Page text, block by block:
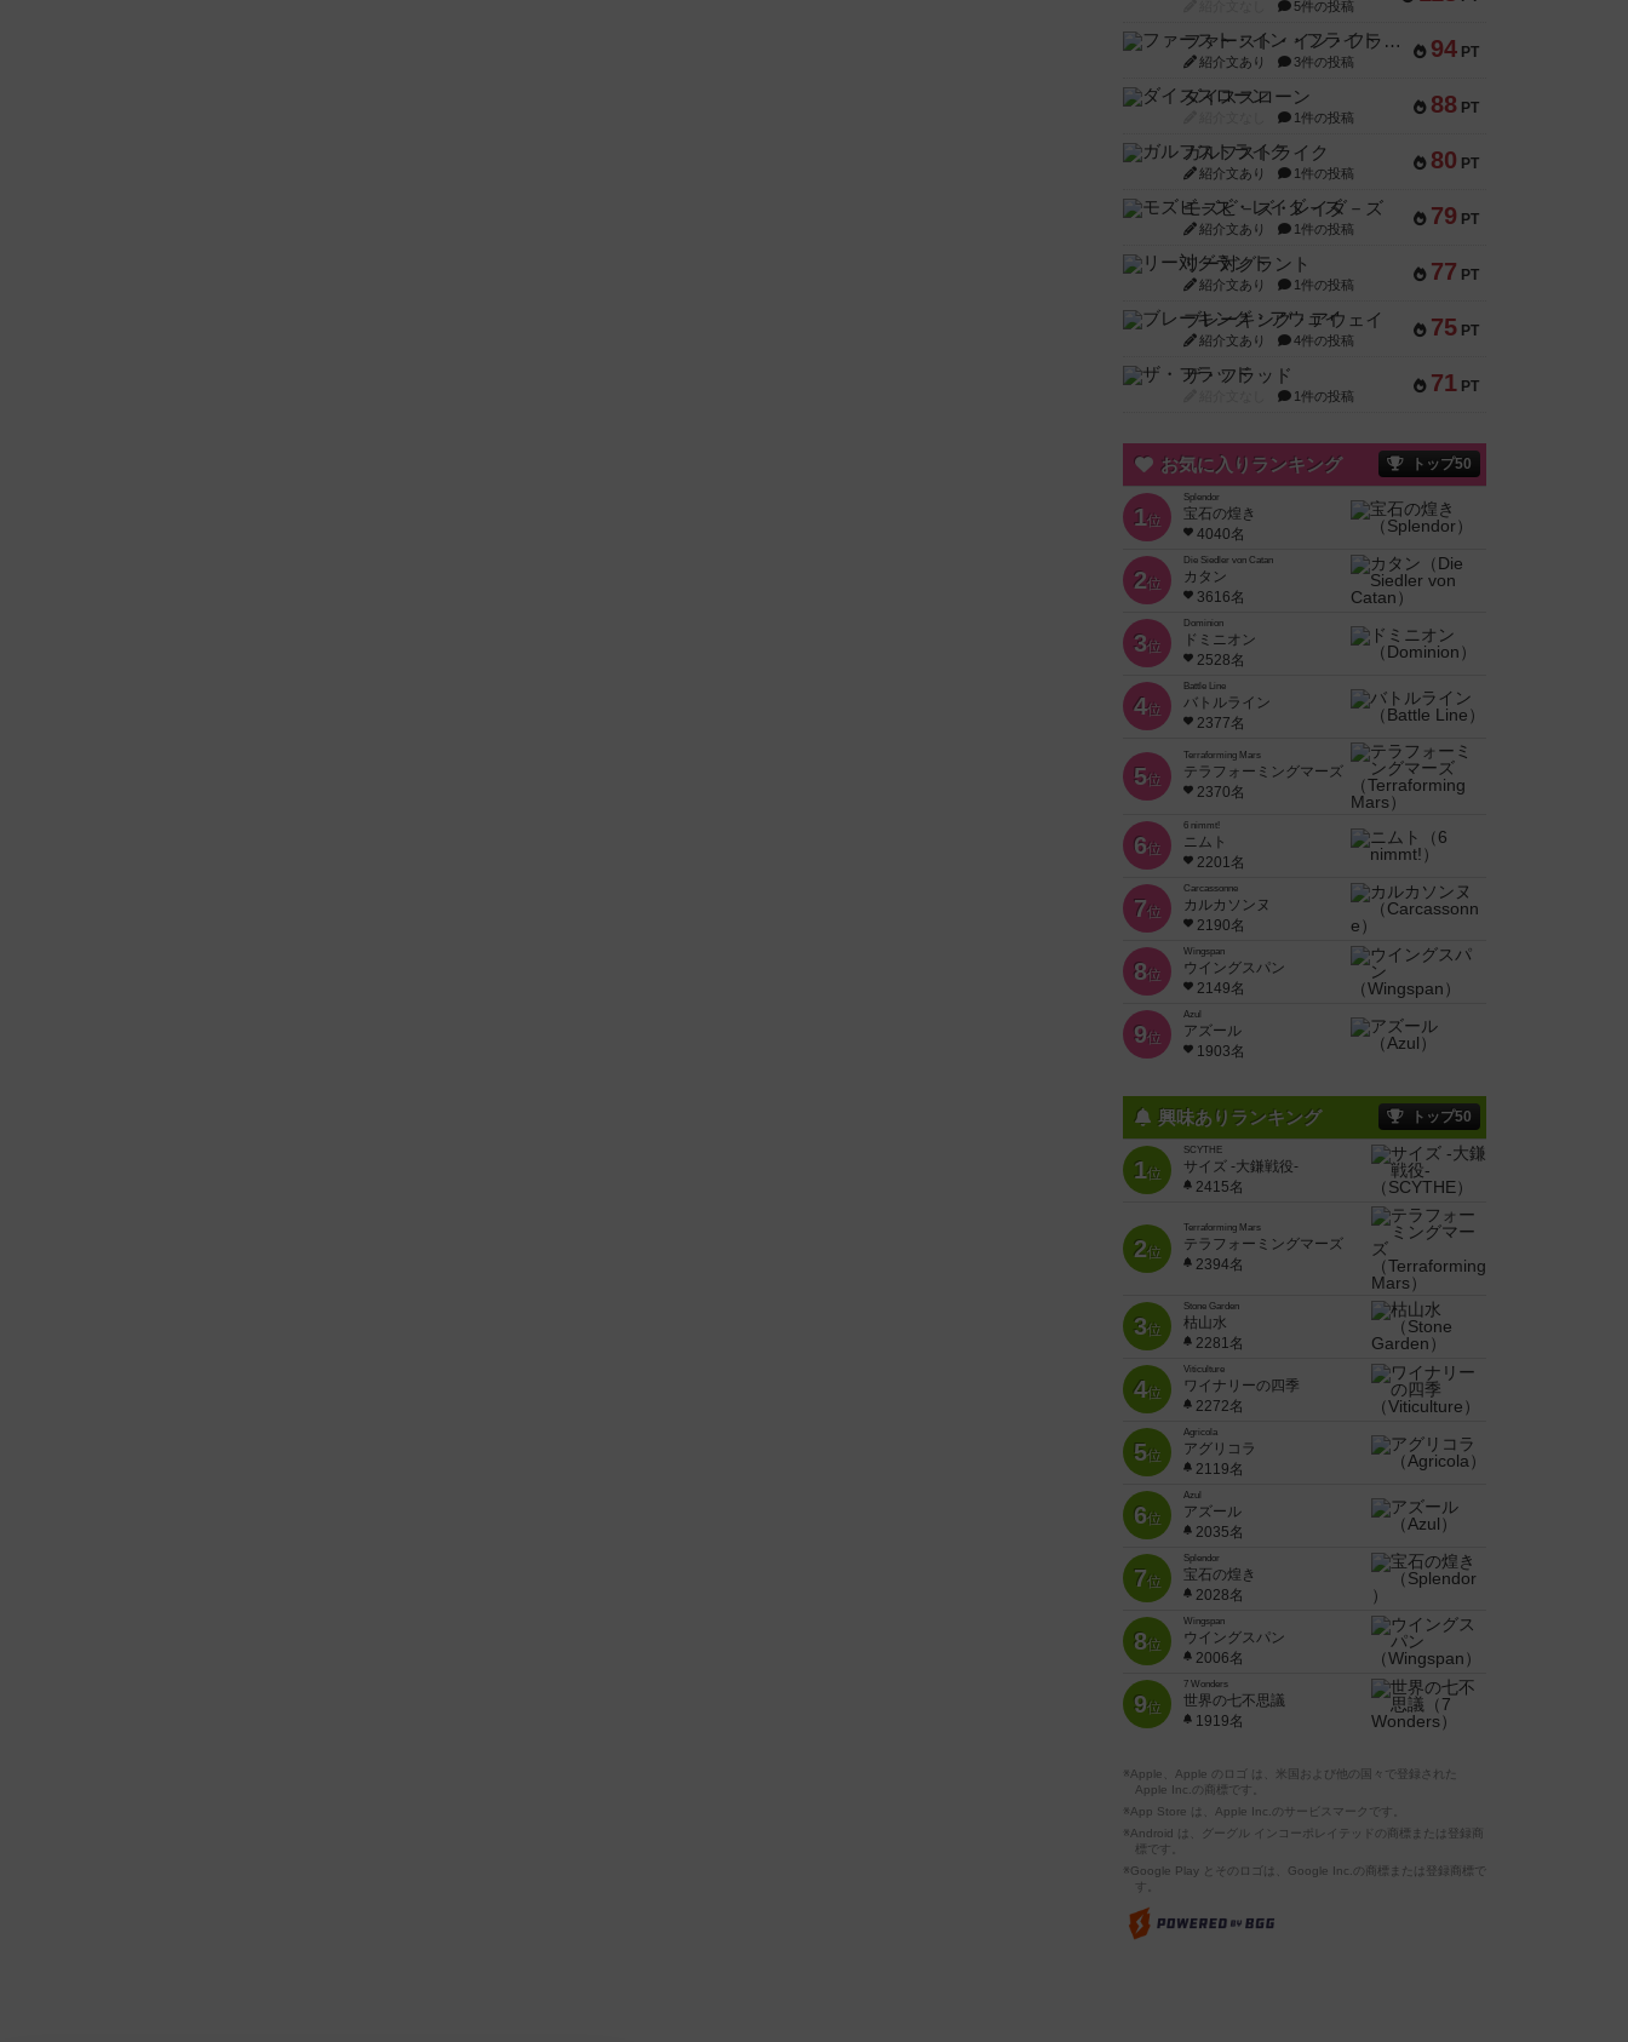
5件の投稿
94 PT
ファースト・イン・フライト
紹介文あり 3件の投稿
88 PT
ダイススローン
1件の投稿
80 PT
ガルフストライク
紹介文あり 1件の投稿
79 PT
モズビ－ズ・レイダ－ズ
紹介文あり 1件の投稿
77 PT
リー対グラント
紹介文あり 1件の投稿
75 PT
ブレーキング・アウェイ
紹介文あり 4件の投稿
71 PT
ザ・フラッド
1件の投稿
お気に入りランキング トップ50
1位
Splendor
宝石の煌き
4040名
2位
Die Siedler von Catan
カタン
3616名
3位
Dominion
ドミニオン
2528名
4位
Battle Line
バトルライン
2377名
5位
Terraforming Mars
テラフォーミングマーズ
2370名
6位
6 nimmt!
ニムト
2201名
7位
Carcassonne
カルカソンヌ
2190名
8位
Wingspan
ウイングスパン
2149名
9位
Azul
アズール
1903名
興味ありランキング トップ50
1位
SCYTHE
サイズ -大鎌戦役-
2415名
2位
Terraforming Mars
テラフォーミングマーズ
2394名
3位
Stone Garden
枯山水
2281名
4位
Viticulture
ワイナリーの四季
2272名
5位
Agricola
アグリコラ
2119名
6位
Azul
アズール
2035名
7位
Splendor
宝石の煌き
2028名
8位
Wingspan
ウイングスパン
2006名
9位
7 Wonders
世界の七不思議
1919名
※Apple、Apple のロゴ は、米国および他の国々で登録された
Apple Inc.の商標です。
※App Store は、Apple Inc.のサービスマークです。
※Android は、グーグル インコーポレイテッドの商標または登録商
標です。
※Google Play とそのロゴは、Google Inc.の商標または登録商標で
す。